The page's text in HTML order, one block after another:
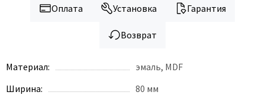
Оплата Установка Гарантия
Возврат
Материал:
эмаль, MDF
Ширина:
80 мм